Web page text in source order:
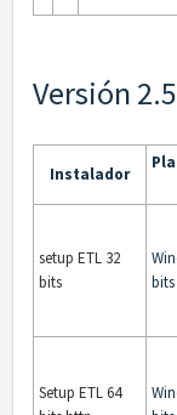
Versión
Instalador
setup ETL 32
bits
bits
Setup ETL 64